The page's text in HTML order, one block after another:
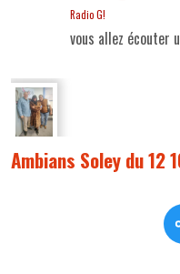
Radio G!
vous allez écouter
Ambians Soley du 12